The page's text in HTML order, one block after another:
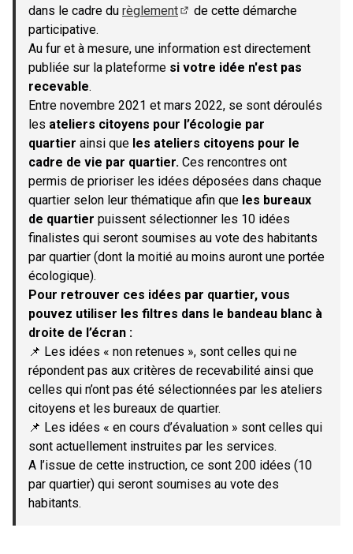
dans le cadre du règlement
de cette démarche
participative.
Au fur et à mesure, une information est directement
publiée sur la plateforme si votre idée n'est pas
recevable.
Entre novembre 2021 et mars 2022, se sont déroulés
les ateliers citoyens pour l’écologie par
quartier ainsi que les ateliers citoyens pour le
cadre de vie par quartier. Ces rencontres ont
permis de prioriser les idées déposées dans chaque
quartier selon leur thématique afin que les bureaux
de quartier puissent sélectionner les 10 idées
finalistes qui seront soumises au vote des habitants
par quartier (dont la moitié au moins auront une portée
écologique).
Pour retrouver ces idées par quartier, vous
pouvez utiliser les filtres dans le bandeau blanc à
droite de l’écran :
📌 Les idées « non retenues », sont celles qui ne
répondent pas aux critères de recevabilité ainsi que
celles qui n’ont pas été sélectionnées par les ateliers
citoyens et les bureaux de quartier.
📌 Les idées « en cours d’évaluation » sont celles qui
sont actuellement instruites par les services.
A l’issue de cette instruction, ce sont 200 idées (10
par quartier) qui seront soumises au vote des
habitants.